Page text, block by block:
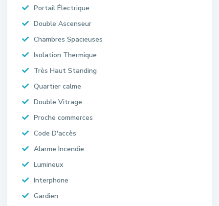
Portail Électrique
Double Ascenseur
Chambres Spacieuses
Isolation Thermique
Très Haut Standing
Quartier calme
Double Vitrage
Proche commerces
Code D'accès
Alarme Incendie
Lumineux
Interphone
Gardien